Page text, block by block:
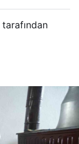
tarafından